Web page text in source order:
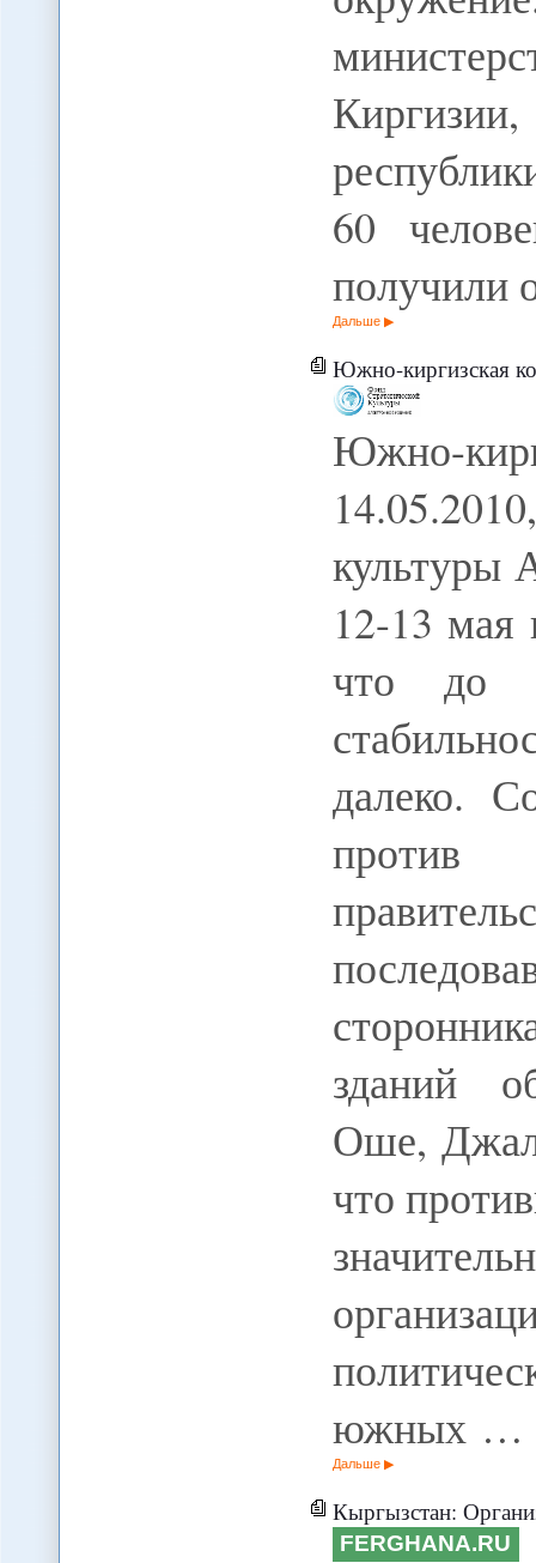
60
получили
Дальше
Южно-киргизская
Южно-
12-13
что до
далеко.
против
зданий
Оше,
что
южных …
Дальше
Кыргызстан: Организаторы захвата
FERGHANA.RU